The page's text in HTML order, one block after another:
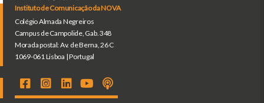
Instituto de Comunicação da NOVA
Colégio Almada Negreiros
Campus de Campolide, Gab. 348
Morada postal: Av. de Berna, 26 C
1069-061 Lisboa | Portugal